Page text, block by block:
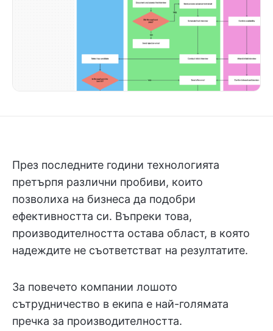
През последните години технологията
претърпя различни пробиви, които
позволиха на бизнеса да подобри
ефективността си. Въпреки това,
производителността остава област, в която
надеждите не съответстват на резултатите.
За повечето компании лошото
сътрудничество в екипа е най-голямата
пречка за производителността.